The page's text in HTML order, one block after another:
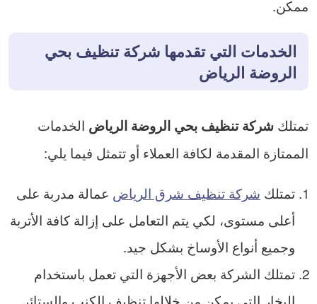
ممكن.
الخدمات التي تقدمها شركة تنظيف بحي
الروضة الرياض
تمتلك شركة تنظيف بحي الروضة الرياض الخدمات
الممتازة المقدمة لكافة العملاء أو تتمثل فيما يلي:
تمتلك شركة تنظيف شرق الرياض عمالة مدربة على
أعلى مستوى، لكي يتم التعامل على إزالة كافة الأتربة
وجميع أنواع الأوساخ بشكل جيد.
تمتلك الشركة بعض الأجهزة التي تعمل باستخدام
البخار التي يمكن من خلالها تنظيف الكنب والستائر